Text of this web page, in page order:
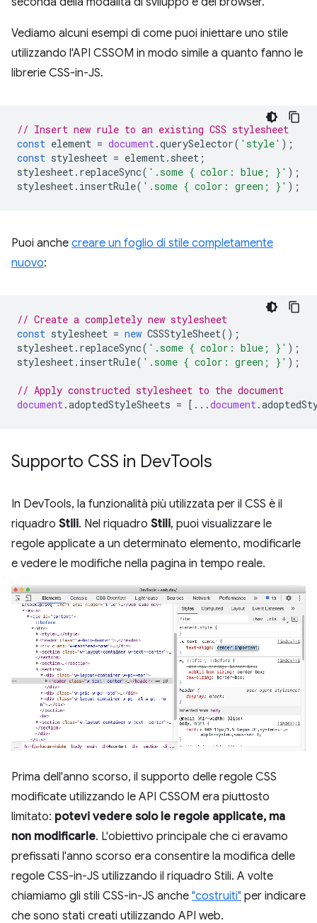
Vediamo alcuni esempi di come puoi iniettare uno stile
utilizzando l'API CSSOM in modo simile a quanto fanno le
librerie CSS-in-JS.
// Insert new rule to an existing CSS stylesheet
const element = document.querySelector( 'style' );
const stylesheet = element. sheet ;
stylesheet. replaceSync( '.some { color: blue; }' );
stylesheet. insertRule( '.some { color: green; }' );
Puoi anche creare un foglio di stile completamente
nuovo:
// Create a completely new stylesheet
const stylesheet = new CSSStyleSheet();
stylesheet. replaceSync( '.some { color: blue; }' );
stylesheet. insertRule( '.some { color: green; }' );
// Apply constructed stylesheet to the document
document.adoptedStyleSheets = [...document.
Supporto CSS in DevTools
In DevTools, la funzionalità più utilizzata per il CSS è il
riquadro Stili. Nel riquadro Stili, puoi visualizzare le
regole applicate a un determinato elemento, modificarle
e vedere le modifiche nella pagina in tempo reale.
Prima dell'anno scorso, il supporto delle regole CSS
modificate utilizzando le API CSSOM era piuttosto
limitato: potevi vedere solo le regole applicate, ma
non modificarle. L'obiettivo principale che ci eravamo
prefissati l'anno scorso era consentire la modifica delle
regole CSS-in-JS utilizzando il riquadro Stili. A volte
chiamiamo gli stili CSS-in-JS anche "costruiti" per indicare
che sono stati creati utilizzando API web.